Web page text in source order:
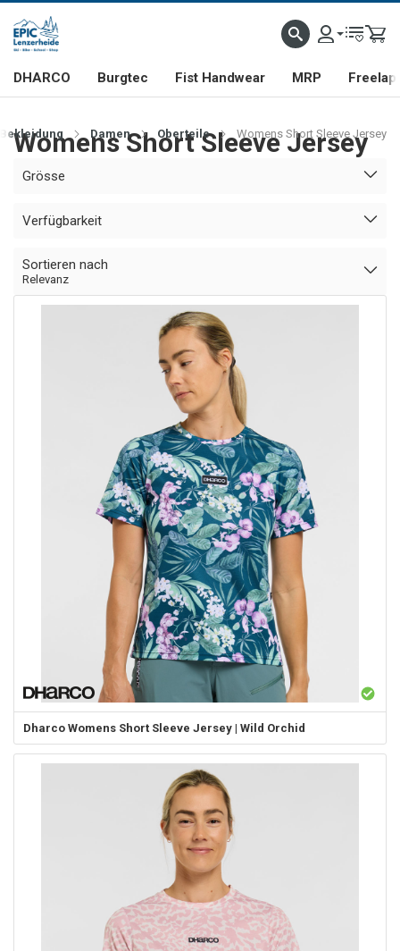
DHARCO Burgtec Fist Handwear MRP Freelap
Bekleidung Damen Oberteile Womens Short Sleeve Jersey
Womens Short Sleeve Jersey
Grösse
Verfügbarkeit
Sortieren nach
Relevanz
Dharco Womens Short Sleeve Jersey | Wild Orchid